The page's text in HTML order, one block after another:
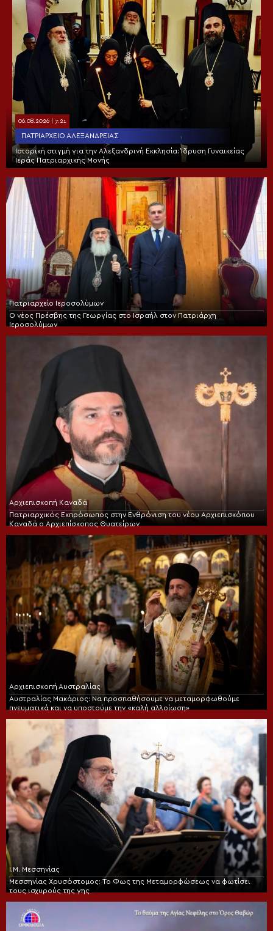
06.08.2026 | 7:21
ΠΑΤΡΙΑΡΧΕΊΟ ΑΛΕΞΑΝΔΡΕΊΑΣ
Ιστορική στιγμή για την Αλεξανδρινή Εκκλησία: Ίδρυση Γυναικείας
Ιεράς Πατριαρχικής Μονής
Πατριαρχείο Ιεροσολύμων
Ο νέος Πρέσβης της Γεωργίας στο Ισραήλ στον Πατριάρχη
Ιεροσολύμων
Αρχιεπισκοπή Καναδά
Πατριαρχικός Εκπρόσωπος στην Ενθρόνιση του νέου Αρχιεπισκόπου
Καναδά ο Αρχιεπίσκοπος Θυατείρων
Αρχιεπισκοπή Αυστραλίας
Αυστραλίας Μακάριος: Να προσπαθήσουμε να μεταμορφωθούμε
πνευματικά και να υποστούμε την «καλή αλλοίωση»
Ι.Μ. Μεσσηνίας
Μεσσηνίας Χρυσόστομος: Το Φως της Μεταμορφώσεως να φωτίσει
τους ισχυρούς της γης